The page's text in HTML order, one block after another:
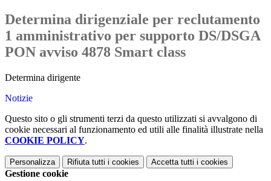
Determina dirigenziale per reclutamento
1 amministrativo per supporto DS/DSGA
PON avviso 4878 Smart class
Determina dirigente
Notizie
Questo sito o gli strumenti terzi da questo utilizzati si avvalgono di
cookie necessari al funzionamento ed utili alle finalità illustrate nella
COOKIE POLICY.
Personalizza Rifiuta tutti i cookies Accetta tutti i cookies
Gestione cookie